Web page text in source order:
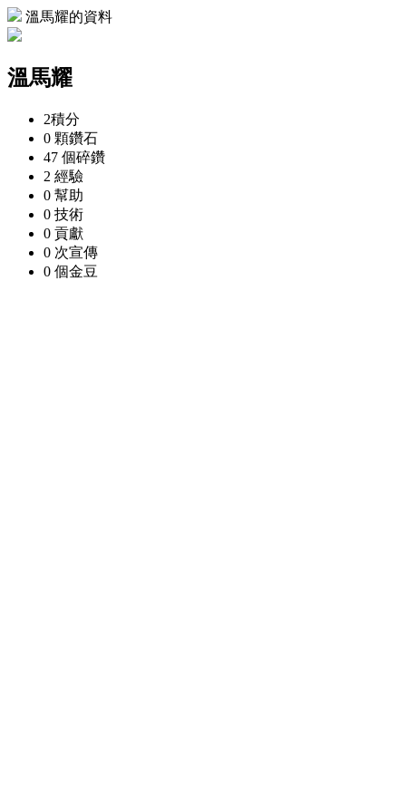
溫馬耀的資料
溫馬耀
2積分
0 顆鑽石
47 個碎鑽
2 經驗
0 幫助
0 技術
0 貢獻
0 次宣傳
0 個金豆